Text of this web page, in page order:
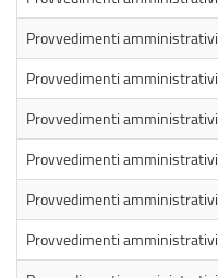
Provvedimenti amministrativi
Provvedimenti amministrativi
Provvedimenti amministrativi
Provvedimenti amministrativi
Provvedimenti amministrativi
Provvedimenti amministrativi